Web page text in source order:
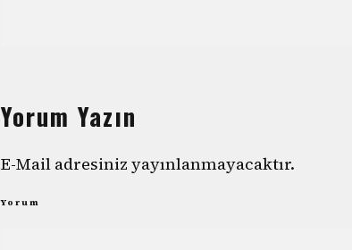
Yorum Yazın
E-Mail adresiniz yayınlanmayacaktır.
Yorum